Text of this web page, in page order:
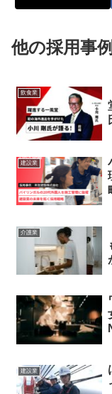
他の採用事例
飲食業
建設業
介護業
建設業